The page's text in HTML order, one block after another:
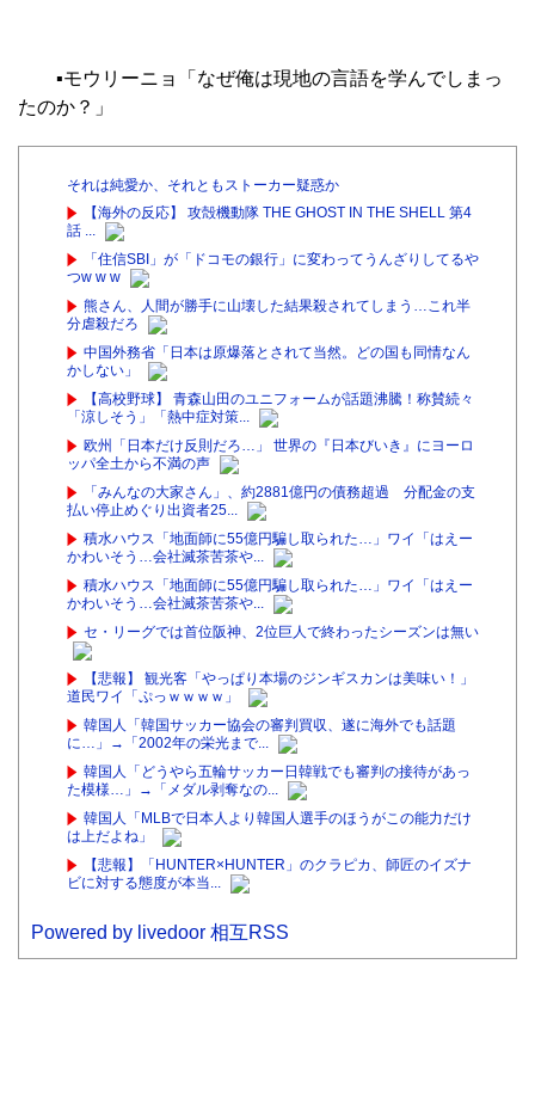
▪︎モウリーニョ「なぜ俺は現地の言語を学んでしまっ
たのか？」
それは純愛か、それともストーカー疑惑か
【海外の反応】 攻殻機動隊 THE GHOST IN THE SHELL 第4
話 ...
「住信SBI」が「ドコモの銀行」に変わってうんざりしてるや
つw w w
熊さん、人間が勝手に山壊した結果殺されてしまう…これ半
分虐殺だろ
中国外務省「日本は原爆落とされて当然。どの国も同情なん
かしない」
【高校野球】 青森山田のユニフォームが話題沸騰！称賛続々
「涼しそう」「熱中症対策...
欧州「日本だけ反則だろ…」 世界の『日本びいき』にヨーロ
ッパ全土から不満の声
「みんなの大家さん」、約2881億円の債務超過 分配金の支
払い停止めぐり出資者25...
積水ハウス「地面師に55億円騙し取られた…」ワイ「はえー
かわいそう…会社滅茶苦茶や...
積水ハウス「地面師に55億円騙し取られた…」ワイ「はえー
かわいそう…会社滅茶苦茶や...
セ・リーグでは首位阪神、2位巨人で終わったシーズンは無い
【悲報】 観光客「やっぱり本場のジンギスカンは美味い！」
道民ワイ「ぷっｗｗｗｗ」
韓国人「韓国サッカー協会の審判買収、遂に海外でも話題
に…」→「2002年の栄光まで...
韓国人「どうやら五輪サッカー日韓戦でも審判の接待があっ
た模様…」→「メダル剥奪なの...
韓国人「MLBで日本人より韓国人選手のほうがこの能力だけ
は上だよね」
【悲報】「HUNTER×HUNTER」のクラピカ、師匠のイズナ
ビに対する態度が本当...
Powered by livedoor 相互RSS